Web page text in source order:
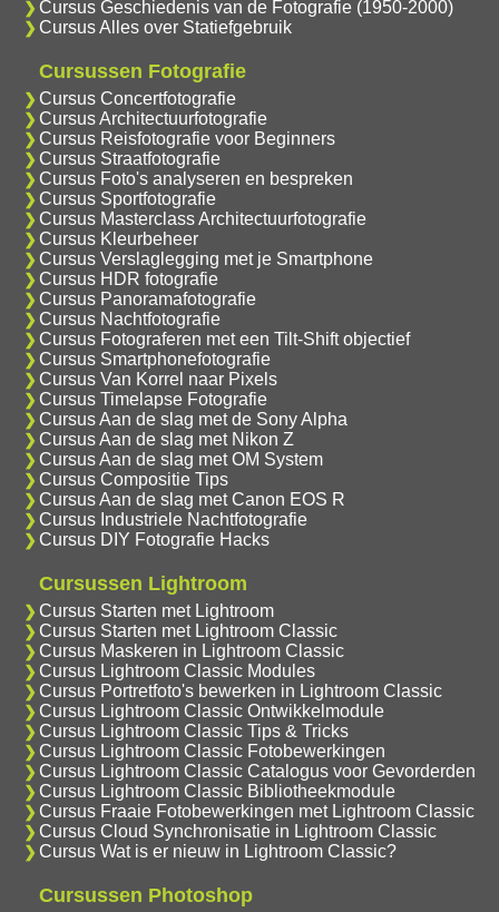
Cursus Geschiedenis van de Fotografie (1950-2000)
Cursus Alles over Statiefgebruik
Cursussen Fotografie
Cursus Concertfotografie
Cursus Architectuurfotografie
Cursus Reisfotografie voor Beginners
Cursus Straatfotografie
Cursus Foto's analyseren en bespreken
Cursus Sportfotografie
Cursus Masterclass Architectuurfotografie
Cursus Kleurbeheer
Cursus Verslaglegging met je Smartphone
Cursus HDR fotografie
Cursus Panoramafotografie
Cursus Nachtfotografie
Cursus Fotograferen met een Tilt-Shift objectief
Cursus Smartphonefotografie
Cursus Van Korrel naar Pixels
Cursus Timelapse Fotografie
Cursus Aan de slag met de Sony Alpha
Cursus Aan de slag met Nikon Z
Cursus Aan de slag met OM System
Cursus Compositie Tips
Cursus Aan de slag met Canon EOS R
Cursus Industriele Nachtfotografie
Cursus DIY Fotografie Hacks
Cursussen Lightroom
Cursus Starten met Lightroom
Cursus Starten met Lightroom Classic
Cursus Maskeren in Lightroom Classic
Cursus Lightroom Classic Modules
Cursus Portretfoto's bewerken in Lightroom Classic
Cursus Lightroom Classic Ontwikkelmodule
Cursus Lightroom Classic Tips & Tricks
Cursus Lightroom Classic Fotobewerkingen
Cursus Lightroom Classic Catalogus voor Gevorderden
Cursus Lightroom Classic Bibliotheekmodule
Cursus Fraaie Fotobewerkingen met Lightroom Classic
Cursus Cloud Synchronisatie in Lightroom Classic
Cursus Wat is er nieuw in Lightroom Classic?
Cursussen Photoshop